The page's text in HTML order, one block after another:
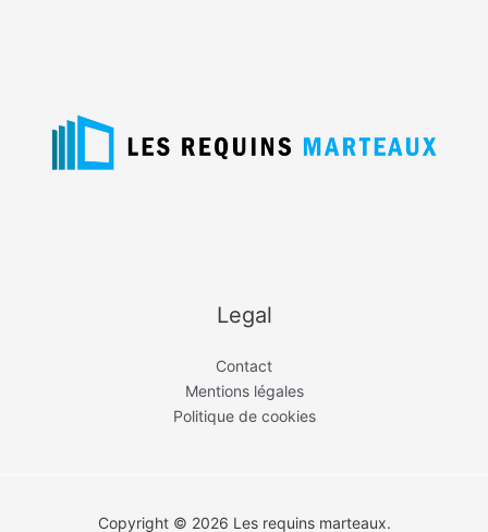
Legal
Contact
Mentions légales
Politique de cookies
Copyright © 2026 Les requins marteaux.